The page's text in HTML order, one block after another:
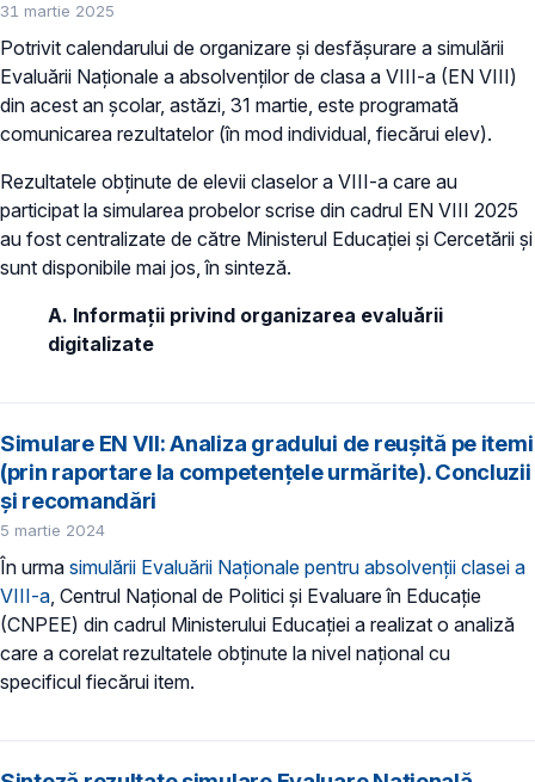
31 martie 2025
Potrivit calendarului de organizare și desfășurare a simulării
Evaluării Naționale a absolvenților de clasa a VIII-a (EN VIII)
din acest an școlar, astăzi, 31 martie, este programată
comunicarea rezultatelor (în mod individual, fiecărui elev).
Rezultatele obținute de elevii claselor a VIII-a care au
participat la simularea probelor scrise din cadrul EN VIII 2025
au fost centralizate de către Ministerul Educației și Cercetării și
sunt disponibile mai jos, în sinteză.
A. Informații privind organizarea evaluării
digitalizate
Simulare EN VII: Analiza gradului de reușită pe itemi
(prin raportare la competențele urmărite). Concluzii
și recomandări
5 martie 2024
În urma simulării Evaluării Naționale pentru absolvenții clasei a
VIII-a, Centrul Național de Politici și Evaluare în Educație
(CNPEE) din cadrul Ministerului Educației a realizat o analiză
care a corelat rezultatele obținute la nivel național cu
specificul fiecărui item.